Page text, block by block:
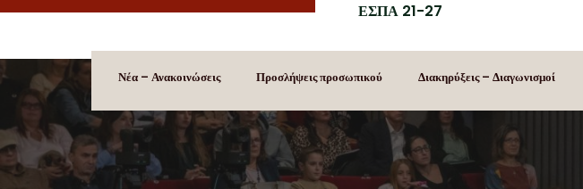
ΕΣΠΑ 21-27
Νέα – Ανακοινώσεις Προσλήψεις προσωπικού Διακηρύξεις – Διαγωνισμοί